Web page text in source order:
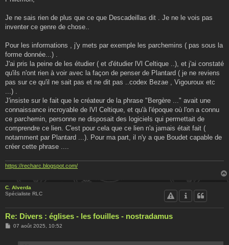
Je ne sais rien de plus que ce que Descadeillas dit . Je ne le vois pas
inventer ce genre de chose..
Pour les informations , j'y mets par exemple les parchemins ( pas sous la
forme donnée...) .
J'ai pris la peine de les étudier ( et d'étudier lVl Celtique ..), et j'ai constaté
qu'ils n'ont rien à voir avec la façon de penser de Plantard ( je ne reviens
pas sur ce qu'il ne sait pas et ne dit pas ..codex Bezae , Vigouroux etc
...) .
J'insiste sur le fait que le créateur de la phrase "Bergère ..." avait une
connaissance incroyable de lVl Celtique, et qu'à l'époque où l'on a connu
ce parchemin, personne ne disposait des logiciels qui permettait de
comprendre ce lien. C'est pour cela que ce lien n'a jamais était fait (
notamment par Plantard ...). Pour ma part, il n'y a que Boudet capable de
créer cette phrase ....
https://recharc.blogspot.com/
C. Alverda
Spécialiste RLC
Re: Divers : églises - les fouilles - nostradamus
M07 août 2025, 10:52